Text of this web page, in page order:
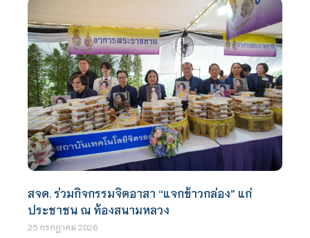
สจด. ร่วมกิจกรรมจิตอาสา “แจกข้าวกล่อง” แก่
ประชาชน ณ ท้องสนามหลวง
25 กรกฎาคม 2026